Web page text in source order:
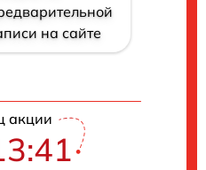
на сайте
акции